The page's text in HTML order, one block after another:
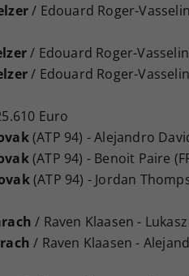
/ Edouard Roger-
/ Edouard Roger-
/ Edouard Roger-
Euro
(ATP 94) - Alejandro
(ATP 94) - Benoit Paire
(ATP 94) - Jordan
/ Raven Klaasen -
/ Raven Klaasen -